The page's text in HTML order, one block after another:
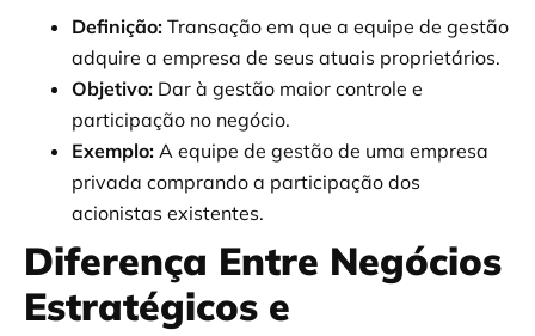
Definição: Transação em que a equipe de gestão
adquire a empresa de seus atuais proprietários.
Objetivo: Dar à gestão maior controle e
participação no negócio.
Exemplo: A equipe de gestão de uma empresa
privada comprando a participação dos
acionistas existentes.
Diferença Entre Negócios
Estratégicos e